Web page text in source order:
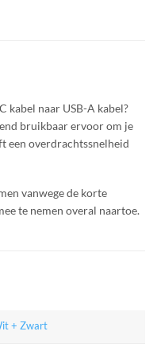
kabel naar USB-A kabel?
bruikbaar ervoor om je
een overdrachtssnelheid
vanwege de korte
te nemen overal naartoe.
+ Zwart